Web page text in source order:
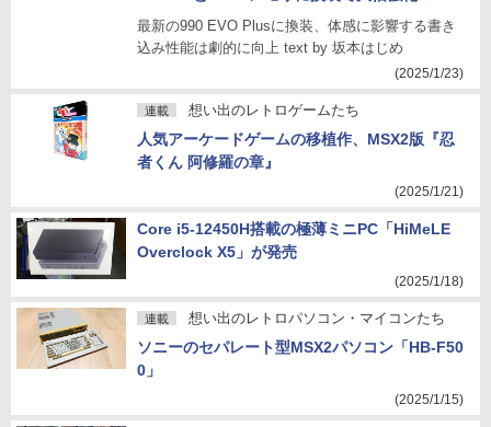
最新の990 EVO Plusに換装、体感に影響する書き
込み性能は劇的に向上 text by 坂本はじめ
(2025/1/23)
連載 想い出のレトロゲームたち
人気アーケードゲームの移植作、MSX2版『忍
者くん 阿修羅の章』
(2025/1/21)
Core i5-12450H搭載の極薄ミニPC「HiMeLE
Overclock X5」が発売
(2025/1/18)
連載 想い出のレトロパソコン・マイコンたち
ソニーのセパレート型MSX2パソコン「HB-F50
0」
(2025/1/15)